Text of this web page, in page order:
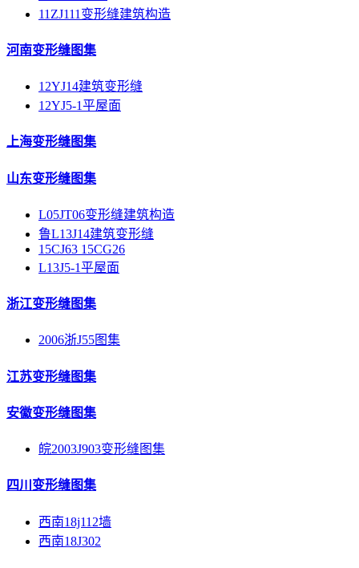
11ZJ111变形缝建筑构造
河南变形缝图集
12YJ14建筑变形缝
12YJ5-1平屋面
上海变形缝图集
山东变形缝图集
L05JT06变形缝建筑构造
鲁L13J14建筑变形缝
15CJ63 15CG26
L13J5-1平屋面
浙江变形缝图集
2006浙J55图集
江苏变形缝图集
安徽变形缝图集
皖2003J903变形缝图集
四川变形缝图集
西南18j112墙
西南18J302